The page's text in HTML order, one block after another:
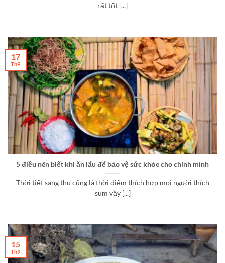
rất tốt [...]
5 điều nên biết khi ăn lẩu để bảo vệ sức khỏe cho chính mình
Thời tiết sang thu cũng là thời điểm thích hợp mọi người thích
sum vầy [...]
17
Th9
15
Th9